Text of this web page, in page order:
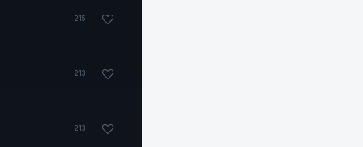
215
213
213